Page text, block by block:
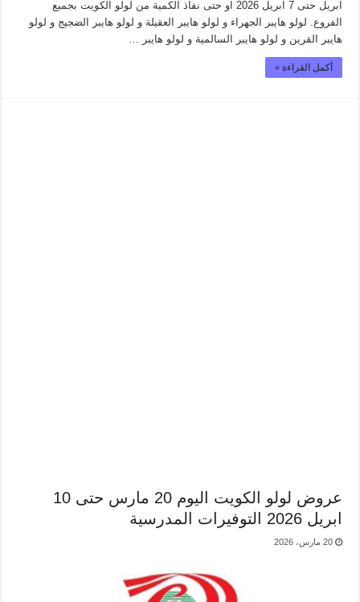
ابريل حتى 7 ابريل 2026 او حتى نفاذ الكمية من لولو الكويت بجميع
الفروع. لولو هايبر الجهراء و لولو هايبر العقيلة و لولو هايبر الضجيج و لولو
هايبر القرين و لولو هايبر السالمية و لولو هايبر …
أكمل القراءة »
عروض لولو الكويت اليوم 20 مارس حتى 10
ابريل 2026 التوفيرات المدرسية
20 مارس، 2026